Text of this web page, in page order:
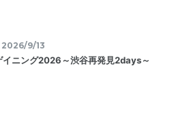
9/13
イニング2026～渋谷再発見2days～